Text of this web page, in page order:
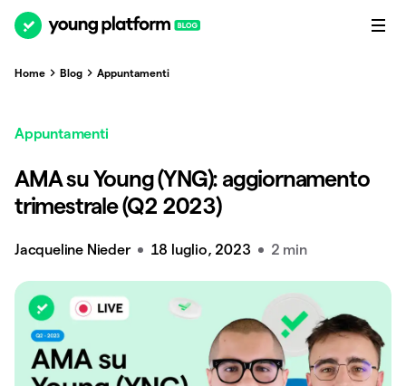
Home Blog Appuntamenti
Appuntamenti
AMA su Young (YNG): aggiornamento
trimestrale (Q2 2023)
Jacqueline Nieder 18 luglio, 2023 2 min